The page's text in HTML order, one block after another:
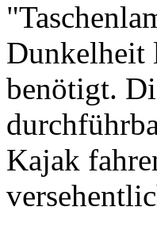
Dunkelheit
benötigt.
Kajak